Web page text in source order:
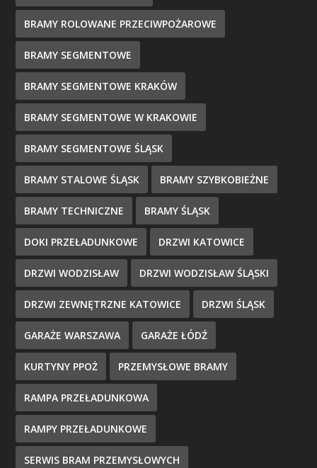
BRAMY ROLOWANE PRZECIWPOŻAROWE
BRAMY SEGMENTOWE
BRAMY SEGMENTOWE KRAKÓW
BRAMY SEGMENTOWE W KRAKOWIE
BRAMY SEGMENTOWE ŚLĄSK
BRAMY STALOWE ŚLĄSK BRAMY SZYBKOBIEŻNE
BRAMY TECHNICZNE BRAMY ŚLĄSK
DOKI PRZEŁADUNKOWE DRZWI KATOWICE
DRZWI WODZISŁAW DRZWI WODZISŁAW ŚLĄSKI
DRZWI ZEWNĘTRZNE KATOWICE DRZWI ŚLĄSK
GARAŻE WARSZAWA GARAŻE ŁÓDŹ
KURTYNY PPOŻ PRZEMYSŁOWE BRAMY
RAMPA PRZEŁADUNKOWA
RAMPY PRZEŁADUNKOWE
SERWIS BRAM PRZEMYSŁOWYCH